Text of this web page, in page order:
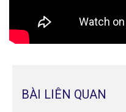
BÀI LIÊN QUAN